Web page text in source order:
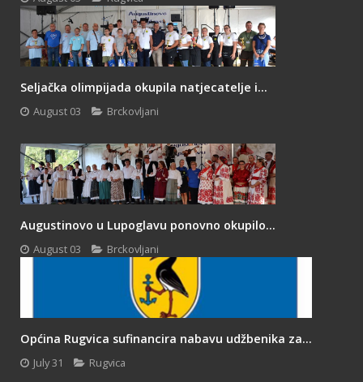
Seljačka olimpijada okupila natjecatelje i...
August 03 Brckovljani
Augustinovo u Lupoglavu ponovno okupilo...
August 03 Brckovljani
Općina Rugvica sufinancira nabavu udžbenika za...
July 31 Rugvica